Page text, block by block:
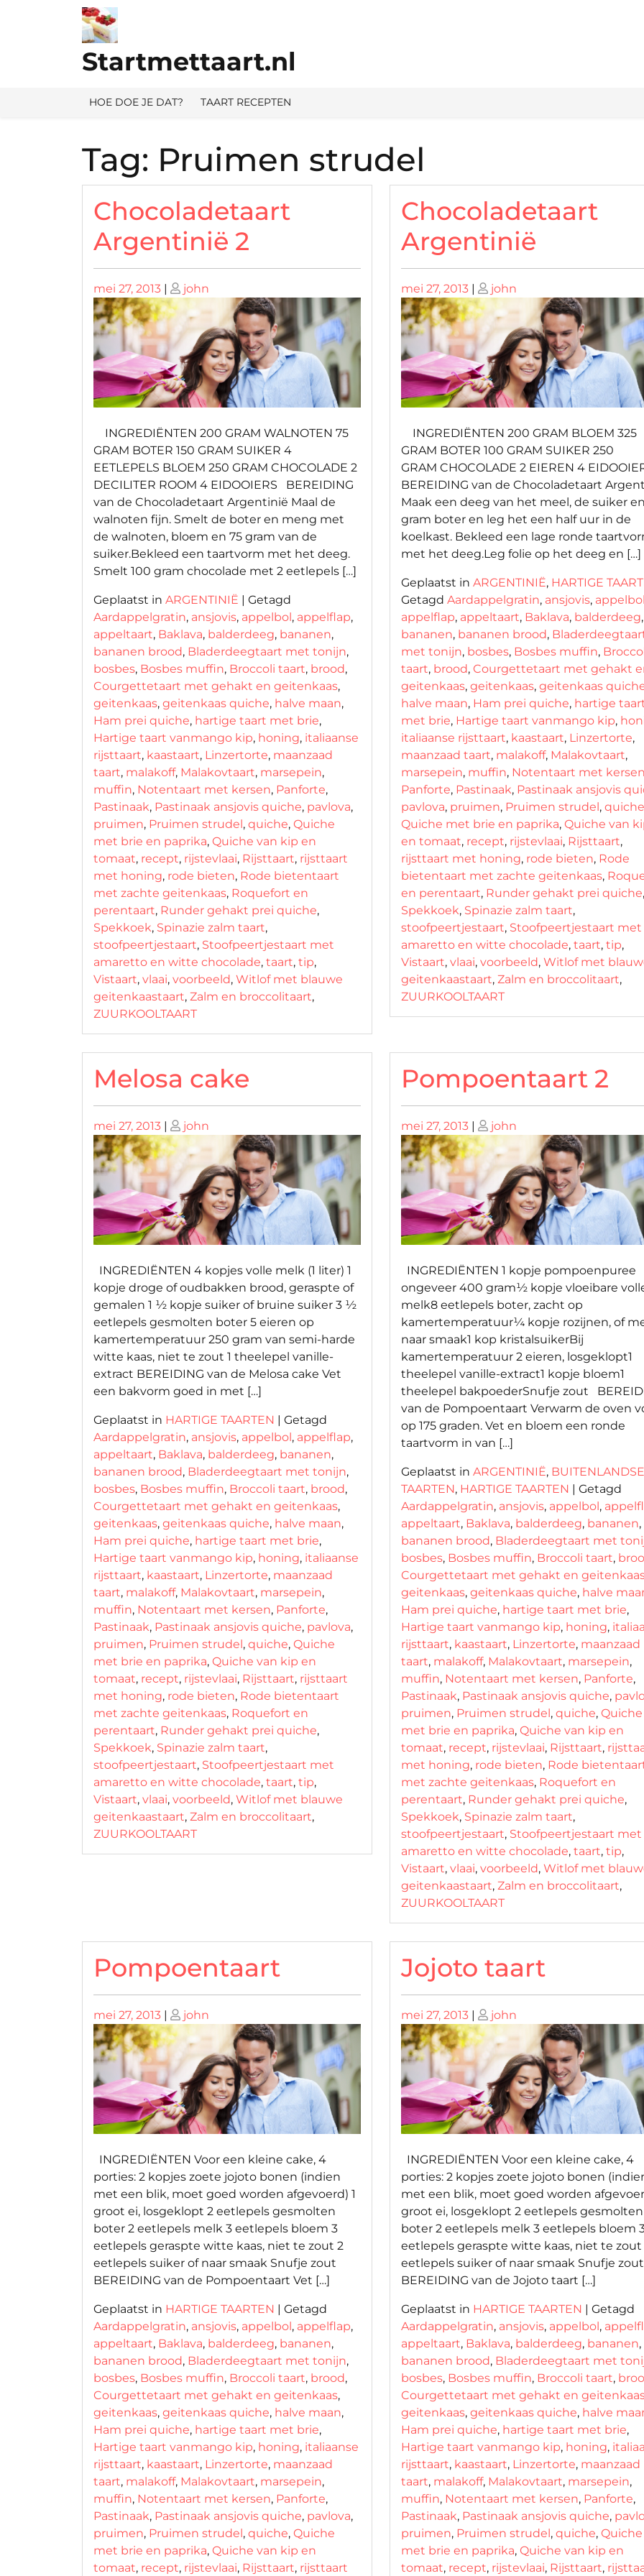
Startmettaart.nl
HOE DOE JE DAT? TAART RECEPTEN
Tag: Pruimen strudel
Chocoladetaart
Argentinië 2
Geplaatst
op
mei 27, 2013 | Geplaatst
op
john
INGREDIËNTEN 200 GRAM WALNOTEN 75
GRAM BOTER 150 GRAM SUIKER 4
EETLEPELS BLOEM 250 GRAM CHOCOLADE 2
DECILITER ROOM 4 EIDOOIERS BEREIDING
van de Chocoladetaart Argentinië Maal de
walnoten fijn. Smelt de boter en meng met
de walnoten, bloem en 75 gram van de
suiker.Bekleed een taartvorm met het deeg.
Smelt 100 gram chocolade met 2 eetlepels […]
Geplaatst in ARGENTINIË | Getagd
Aardappelgratin, ansjovis, appelbol, appelflap,
appeltaart, Baklava, balderdeeg, bananen,
bananen brood, Bladerdeegtaart met tonijn,
bosbes, Bosbes muffin, Broccoli taart, brood,
Courgettetaart met gehakt en geitenkaas,
geitenkaas, geitenkaas quiche, halve maan,
Ham prei quiche, hartige taart met brie,
Hartige taart vanmango kip, honing, italiaanse
rijsttaart, kaastaart, Linzertorte, maanzaad
taart, malakoff, Malakovtaart, marsepein,
muffin, Notentaart met kersen, Panforte,
Pastinaak, Pastinaak ansjovis quiche, pavlova,
pruimen, Pruimen strudel, quiche, Quiche
met brie en paprika, Quiche van kip en
tomaat, recept, rijstevlaai, Rijsttaart, rijsttaart
met honing, rode bieten, Rode bietentaart
met zachte geitenkaas, Roquefort en
perentaart, Runder gehakt prei quiche,
Spekkoek, Spinazie zalm taart,
stoofpeertjestaart, Stoofpeertjestaart met
amaretto en witte chocolade, taart, tip,
Vistaart, vlaai, voorbeeld, Witlof met blauwe
geitenkaastaart, Zalm en broccolitaart,
ZUURKOOLTAART
Chocoladetaart
Argentinië
Geplaatst
op
mei 27, 2013| Geplaatst
op
john
INGREDIËNTEN 200 GRAM BLOEM 325
GRAM BOTER 100 GRAM SUIKER 250
GRAM CHOCOLADE 2 EIEREN 4
BEREIDING van de Chocoladetaart
Maak een deeg van het meel, de suiker en
gram boter en leg het een half uur in de
koelkast. Bekleed een lage ronde
met het deeg.Leg folie op het deeg en […]
Geplaatst in ARGENTINIË, HARTIGE
Getagd Aardappelgratin, ansjovis, appelbol
appelflap, appeltaart, Baklava, balderdeeg,
bananen, bananen brood,
met tonijn, bosbes, Bosbes muffin,
taart, brood, Courgettetaart met gehakt
geitenkaas, geitenkaas, geitenkaas
halve maan, Ham prei quiche, hartige
met brie, Hartige taart vanmango kip,
italiaanse rijsttaart, kaastaart, Linzertorte,
maanzaad taart, malakoff, Malakovtaart,
marsepein, muffin, Notentaart met kersen
Panforte, Pastinaak, Pastinaak ansjovis
pavlova, pruimen, Pruimen strudel, quiche
Quiche met brie en paprika, Quiche van
en tomaat, recept, rijstevlaai, Rijsttaart,
rijsttaart met honing, rode bieten, Rode
bietentaart met zachte geitenkaas,
en perentaart, Runder gehakt prei quiche,
Spekkoek, Spinazie zalm taart,
stoofpeertjestaart, Stoofpeertjestaart met
amaretto en witte chocolade, taart, tip,
Vistaart, vlaai, voorbeeld, Witlof met
geitenkaastaart, Zalm en broccolitaart,
ZUURKOOLTAART
Melosa cake
Geplaatst
op
mei 27, 2013 | Geplaatst
op
john
INGREDIËNTEN 4 kopjes volle melk (1 liter) 1
kopje droge of oudbakken brood, geraspte of
gemalen 1 ½ kopje suiker of bruine suiker 3 ½
eetlepels gesmolten boter 5 eieren op
kamertemperatuur 250 gram van semi-harde
witte kaas, niet te zout 1 theelepel vanille-
extract BEREIDING van de Melosa cake Vet
een bakvorm goed in met […]
Geplaatst in HARTIGE TAARTEN | Getagd
Aardappelgratin, ansjovis, appelbol, appelflap,
appeltaart, Baklava, balderdeeg, bananen,
bananen brood, Bladerdeegtaart met tonijn,
bosbes, Bosbes muffin, Broccoli taart, brood,
Courgettetaart met gehakt en geitenkaas,
geitenkaas, geitenkaas quiche, halve maan,
Ham prei quiche, hartige taart met brie,
Hartige taart vanmango kip, honing, italiaanse
rijsttaart, kaastaart, Linzertorte, maanzaad
taart, malakoff, Malakovtaart, marsepein,
muffin, Notentaart met kersen, Panforte,
Pastinaak, Pastinaak ansjovis quiche, pavlova,
pruimen, Pruimen strudel, quiche, Quiche
met brie en paprika, Quiche van kip en
tomaat, recept, rijstevlaai, Rijsttaart, rijsttaart
met honing, rode bieten, Rode bietentaart
met zachte geitenkaas, Roquefort en
perentaart, Runder gehakt prei quiche,
Spekkoek, Spinazie zalm taart,
stoofpeertjestaart, Stoofpeertjestaart met
amaretto en witte chocolade, taart, tip,
Vistaart, vlaai, voorbeeld, Witlof met blauwe
geitenkaastaart, Zalm en broccolitaart,
ZUURKOOLTAART
Pompoentaart 2
Geplaatst
op
mei 27, 2013| Geplaatst
op
john
INGREDIËNTEN 1 kopje pompoenpuree
ongeveer 400 gram½ kopje vloeibare
melk8 eetlepels boter, zacht op
kamertemperatuur¼ kopje rozijnen, of
naar smaak1 kop kristalsuikerBij
kamertemperatuur 2 eieren, losgeklopt1
theelepel vanille-extract1 kopje bloem1
theelepel bakpoederSnufje zout
van de Pompoentaart Verwarm de oven
op 175 graden. Vet en bloem een ronde
taartvorm in van […]
Geplaatst in ARGENTINIË, BUITENLANDSE
TAARTEN, HARTIGE TAARTEN | Getagd
Aardappelgratin, ansjovis, appelbol,
appeltaart, Baklava, balderdeeg, bananen,
bananen brood, Bladerdeegtaart met
bosbes, Bosbes muffin, Broccoli taart,
Courgettetaart met gehakt en
geitenkaas, geitenkaas quiche, halve
Ham prei quiche, hartige taart met brie,
Hartige taart vanmango kip, honing,
rijsttaart, kaastaart, Linzertorte, maanzaad
taart, malakoff, Malakovtaart, marsepein,
muffin, Notentaart met kersen, Panforte,
Pastinaak, Pastinaak ansjovis quiche,
pruimen, Pruimen strudel, quiche, Quiche
met brie en paprika, Quiche van kip en
tomaat, recept, rijstevlaai, Rijsttaart,
met honing, rode bieten, Rode
met zachte geitenkaas, Roquefort en
perentaart, Runder gehakt prei quiche,
Spekkoek, Spinazie zalm taart,
stoofpeertjestaart, Stoofpeertjestaart met
amaretto en witte chocolade, taart, tip,
Vistaart, vlaai, voorbeeld, Witlof met
geitenkaastaart, Zalm en broccolitaart,
ZUURKOOLTAART
Pompoentaart
Geplaatst
op
mei 27, 2013 | Geplaatst
op
john
INGREDIËNTEN Voor een kleine cake, 4
porties: 2 kopjes zoete jojoto bonen (indien
met een blik, moet goed worden afgevoerd) 1
groot ei, losgeklopt 2 eetlepels gesmolten
boter 2 eetlepels melk 3 eetlepels bloem 3
eetlepels geraspte witte kaas, niet te zout 2
eetlepels suiker of naar smaak Snufje zout
BEREIDING van de Pompoentaart Vet […]
Geplaatst in HARTIGE TAARTEN | Getagd
Aardappelgratin, ansjovis, appelbol, appelflap,
appeltaart, Baklava, balderdeeg, bananen,
bananen brood, Bladerdeegtaart met tonijn,
bosbes, Bosbes muffin, Broccoli taart, brood,
Courgettetaart met gehakt en geitenkaas,
geitenkaas, geitenkaas quiche, halve maan,
Ham prei quiche, hartige taart met brie,
Hartige taart vanmango kip, honing, italiaanse
rijsttaart, kaastaart, Linzertorte, maanzaad
taart, malakoff, Malakovtaart, marsepein,
muffin, Notentaart met kersen, Panforte,
Pastinaak, Pastinaak ansjovis quiche, pavlova,
pruimen, Pruimen strudel, quiche, Quiche
met brie en paprika, Quiche van kip en
tomaat, recept, rijstevlaai, Rijsttaart, rijsttaart
Jojoto taart
Geplaatst
op
mei 27, 2013| Geplaatst
op
john
INGREDIËNTEN Voor een kleine cake, 4
porties: 2 kopjes zoete jojoto bonen
met een blik, moet goed worden
groot ei, losgeklopt 2 eetlepels gesmolten
boter 2 eetlepels melk 3 eetlepels bloem
eetlepels geraspte witte kaas, niet te zout
eetlepels suiker of naar smaak Snufje zout
BEREIDING van de Jojoto taart […]
Geplaatst in HARTIGE TAARTEN | Getagd
Aardappelgratin, ansjovis, appelbol,
appeltaart, Baklava, balderdeeg, bananen,
bananen brood, Bladerdeegtaart met
bosbes, Bosbes muffin, Broccoli taart,
Courgettetaart met gehakt en
geitenkaas, geitenkaas quiche, halve
Ham prei quiche, hartige taart met brie,
Hartige taart vanmango kip, honing,
rijsttaart, kaastaart, Linzertorte, maanzaad
taart, malakoff, Malakovtaart, marsepein,
muffin, Notentaart met kersen, Panforte,
Pastinaak, Pastinaak ansjovis quiche,
pruimen, Pruimen strudel, quiche, Quiche
met brie en paprika, Quiche van kip en
tomaat, recept, rijstevlaai, Rijsttaart,